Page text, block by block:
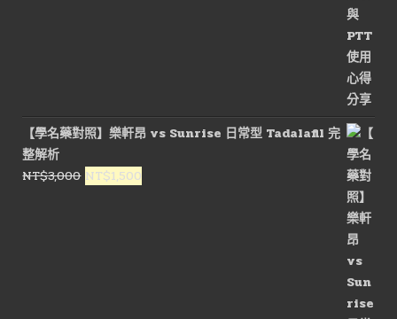
【學名藥對照】樂軒昂 vs Sunrise 日常型 Tadalafil 完
整解析
NT$3,000 原
NT$1,500